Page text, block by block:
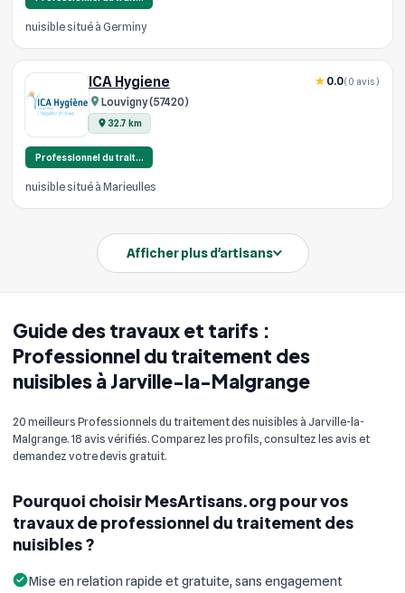
Guide des travaux et tarifs :
Professionnel du traitement des
nuisibles à Jarville-la-Malgrange
20 meilleurs Professionnels du traitement des nuisibles à Jarville-la-
Malgrange. 18 avis vérifiés. Comparez les profils, consultez les avis et
demandez votre devis gratuit.
Pourquoi choisir MesArtisans.org pour vos
travaux de professionnel du traitement des
nuisibles ?
Mise en relation rapide et gratuite, sans engagement
nuisible situé à Germiny
ICA Hygiene
Louvigny (57420)
32.7 km
0.0(0 avis)
Professionnel du trait…
nuisible situé à Marieulles
Afficher plus d'artisans